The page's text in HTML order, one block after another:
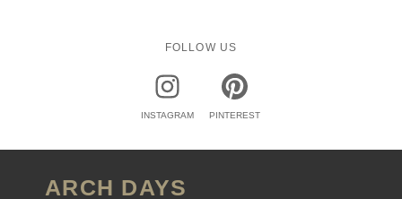
FOLLOW US
INSTAGRAM PINTEREST
ARCH DAYS